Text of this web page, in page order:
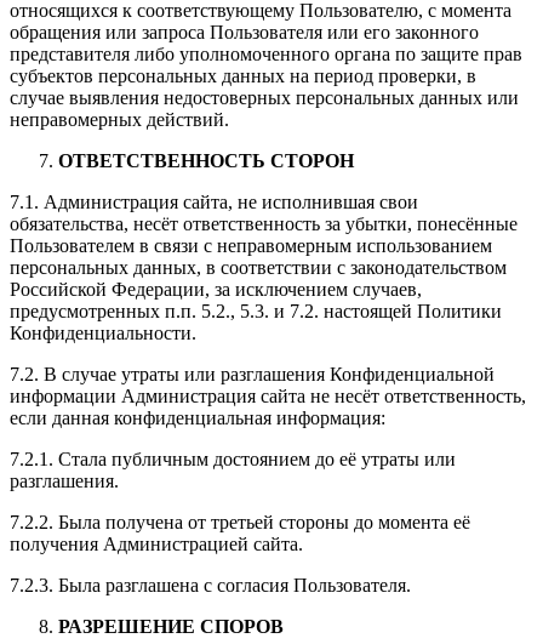
относящихся к соответствующему Пользователю, с момента
обращения или запроса Пользователя или его законного
представителя либо уполномоченного органа по защите прав
субъектов персональных данных на период проверки, в
случае выявления недостоверных персональных данных или
неправомерных действий.
ОТВЕТСТВЕННОСТЬ СТОРОН
7.1. Администрация сайта, не исполнившая свои
обязательства, несёт ответственность за убытки, понесённые
Пользователем в связи с неправомерным использованием
персональных данных, в соответствии с законодательством
Российской Федерации, за исключением случаев,
предусмотренных п.п. 5.2., 5.3. и 7.2. настоящей Политики
Конфиденциальности.
7.2. В случае утраты или разглашения Конфиденциальной
информации Администрация сайта не несёт ответственность,
если данная конфиденциальная информация:
7.2.1. Стала публичным достоянием до её утраты или
разглашения.
7.2.2. Была получена от третьей стороны до момента её
получения Администрацией сайта.
7.2.3. Была разглашена с согласия Пользователя.
РАЗРЕШЕНИЕ СПОРОВ